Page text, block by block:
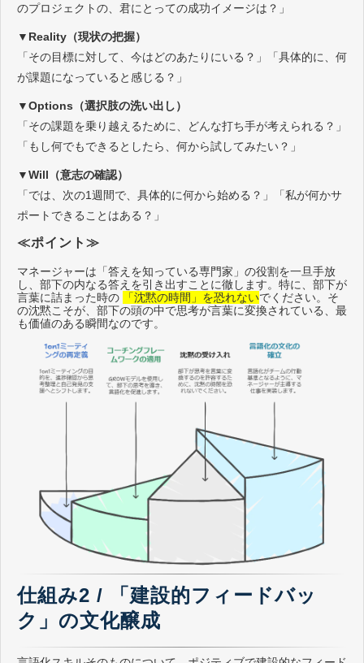
のプロジェクトの、君にとっての成功イメージは？」
▼Reality（現状の把握）
「その目標に対して、今はどのあたりにいる？」「具体的に、何
が課題になっていると感じる？」
▼Options（選択肢の洗い出し）
「その課題を乗り越えるために、どんな打ち手が考えられる？」
「もし何でもできるとしたら、何から試してみたい？」
▼Will（意志の確認）
「では、次の1週間で、具体的に何から始める？」「私が何かサ
ポートできることはある？」
≪ポイント≫
マネージャーは「答えを知っている専門家」の役割を一旦手放
し、部下の内なる答えを引き出すことに徹します。特に、部下が
言葉に詰まった時の
「沈黙の時間」を恐れないでください。そ
の沈黙こそが、部下の頭の中で思考が言葉に変換されている、最
も価値のある瞬間なのです。
仕組み2 / 「建設的フィードバッ
ク」の文化醸成